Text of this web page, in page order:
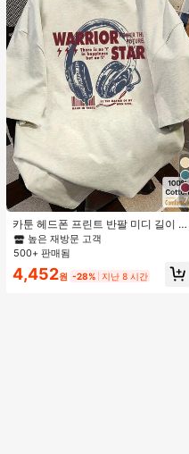
7
카툰 헤드폰 프린트 반팔 미디 길이 티
셔츠, 여성 여름 패션 캐주얼 상의
높은 재방문 고객
500+ 판매됨
4,452원 -28% 지난 8 시간